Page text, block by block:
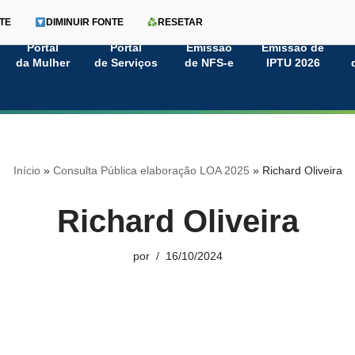
Portal
da Mulher
Portal
de Serviços
Emissão
de NFS-e
Emissão de
IPTU 2026
DIMINUIR FONTE RESETAR
Início» Consulta Pública elaboração LOA 2025 » Richard Oliveira
Richard Oliveira
por 16/10/2024